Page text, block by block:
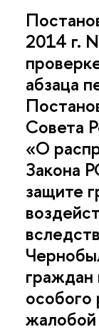
2014 г.
абзаца
Совета
«О
Закона
защите
граждан
особого